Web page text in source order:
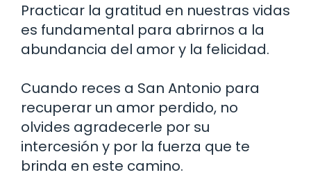
Practicar la gratitud en nuestras vidas
es fundamental para abrirnos a la
abundancia del amor y la felicidad.
Cuando reces a San Antonio para
recuperar un amor perdido, no
olvides agradecerle por su
intercesión y por la fuerza que te
brinda en este camino.